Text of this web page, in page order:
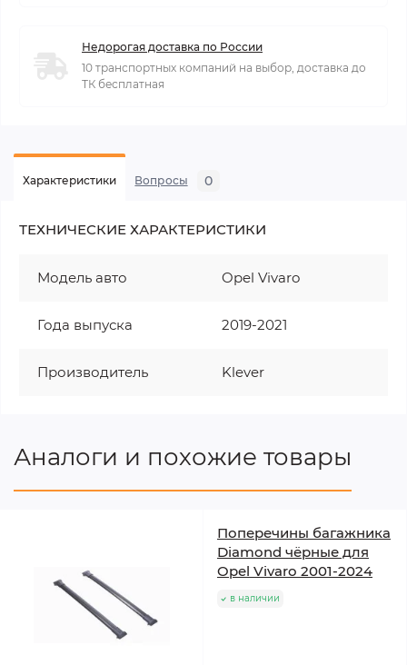
Недорогая доставка по России
10 транспортных компаний на выбор, доставка до
ТК бесплатная
Характеристики Вопросы 0
ТЕХНИЧЕСКИЕ ХАРАКТЕРИСТИКИ
Модель авто Opel Vivaro
Года выпуска 2019-2021
Производитель Klever
Аналоги и похожие товары
Поперечины багажника
Diamond чёрные для
Opel Vivaro 2001-2024
в наличии